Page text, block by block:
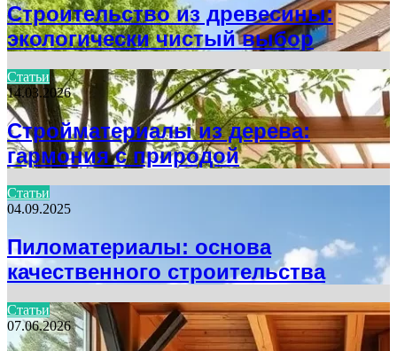
Строительство из древесины:
экологически чистый выбор
Статьи
14.03.2026
Стройматериалы из дерева:
гармония с природой
Статьи
04.09.2025
Пиломатериалы: основа
качественного строительства
Статьи
07.06.2026